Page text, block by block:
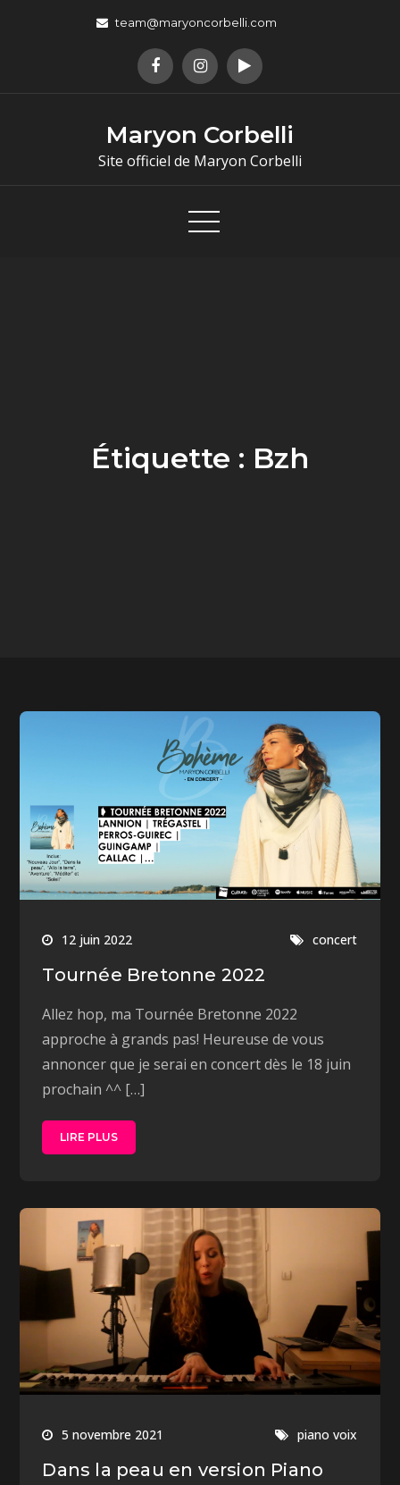
team@maryoncorbelli.com
Maryon Corbelli
Site officiel de Maryon Corbelli
Étiquette : Bzh
12 juin 2022 concert
Tournée Bretonne 2022
Allez hop, ma Tournée Bretonne 2022
approche à grands pas! Heureuse de vous
annoncer que je serai en concert dès le 18 juin
prochain ^^ […]
LIRE PLUS
5 novembre 2021 piano voix
Dans la peau en version Piano